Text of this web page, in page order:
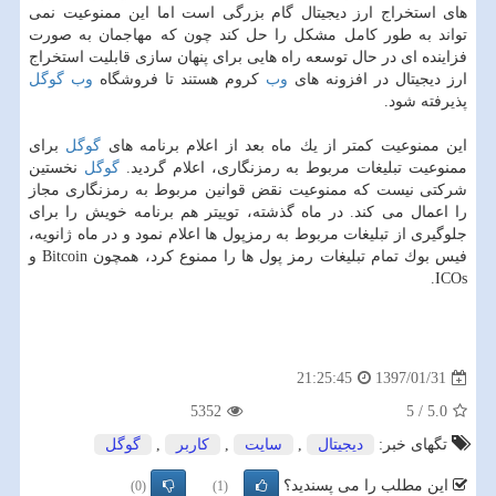
های استخراج ارز دیجیتال گام بزرگی است اما این ممنوعیت نمی
تواند به طور كامل مشكل را حل كند چون كه مهاجمان به صورت
فزاینده ای در حال توسعه راه هایی برای پنهان سازی قابلیت استخراج
ارز دیجیتال در افزونه های وب كروم هستند تا فروشگاه وب گوگل
پذیرفته شود.
این ممنوعیت كمتر از یك ماه بعد از اعلام برنامه های گوگل برای
ممنوعیت تبلیغات مربوط به رمزنگاری، اعلام گردید.گوگل نخستین
شركتی نیست كه ممنوعیت نقض قوانین مربوط به رمزنگاری مجاز
را اعمال می كند. در ماه گذشته، توییتر هم برنامه خویش را برای
جلوگیری از تبلیغات مربوط به رمزپول ها اعلام نمود و در ماه ژانویه،
فیس بوك تمام تبلیغات رمز پول ها را ممنوع كرد، همچون Bitcoin و
ICOs.
1397/01/31
21:25:45
5.0
/
5
5352
تگهای خبر:
دیجیتال , سایت , كاربر , گوگل
این مطلب را می پسندید؟ (1)
(0)